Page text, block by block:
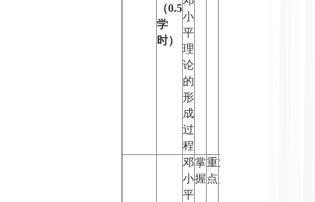
（0.5
学
时）
小
平
理
论
的
形
成
过
程
邓
小
平
掌
握
重
点
难